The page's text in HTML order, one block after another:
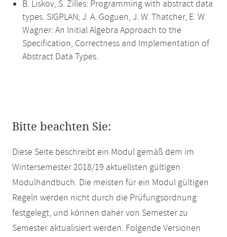
B. Liskov, S. Zilles: Programming with abstract data
types. SIGPLAN; J. A. Goguen, J. W. Thatcher, E. W.
Wagner: An Initial Algebra Approach to the
Specification, Correctness and Implementation of
Abstract Data Types.
Bitte beachten Sie:
Diese Seite beschreibt ein Modul gemäß dem im
Wintersemester 2018/19 aktuellsten gültigen
Modulhandbuch. Die meisten für ein Modul gültigen
Regeln werden nicht durch die Prüfungsordnung
festgelegt, und können daher von Semester zu
Semester aktualisiert werden. Folgende Versionen